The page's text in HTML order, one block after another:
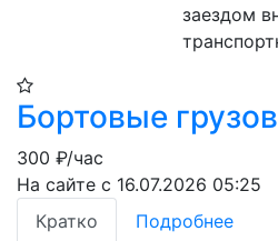
заездом
Бортовые
300 ₽/час
На сайте с 16.07.2026 05:25
Кратко
Подробнее